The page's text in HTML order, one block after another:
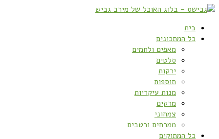
בית
כל המתכונים
מאפים ולחמים
סלטים
ירקות
תוספות
מנות עיקריות
מרקים
צמחוני
ממרחים ורטבים
כל המתוקים